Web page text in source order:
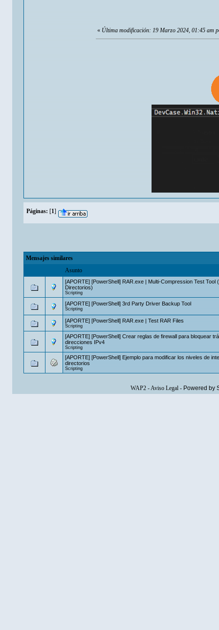
« Última modificación: 19 Marzo 2024, 01:45 am
Páginas: [1]
Mensajes similares
Asunto
[APORTE] [PowerShell] RAR.exe | Multi-Compression Test Tool
Directorios)
Scripting
[APORTE] [PowerShell] 3rd Party Driver Backup Tool
Scripting
[APORTE] [PowerShell] RAR.exe | Test RAR Files
Scripting
[APORTE] [PowerShell] Crear reglas de firewall para bloquear
direcciones IPv4
Scripting
[APORTE] [PowerShell] Ejemplo para modificar los niveles de
directorios
Scripting
WAP2-Aviso Legal- Powered by